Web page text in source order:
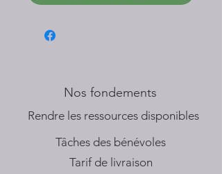
Nos fondements
​Rendre les ressources disponibles
Tâches des bénévoles
Tarif de livraison